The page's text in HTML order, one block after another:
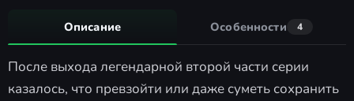
Описание Особенности 4
После выхода легендарной второй части серии
казалось, что превзойти или даже суметь сохранить